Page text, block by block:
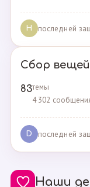
Н последней
Сбор вещей
83темы
4 302
D последней
Наши